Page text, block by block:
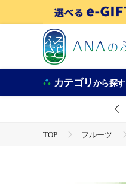
カテゴリから探す
TOP フルーツ